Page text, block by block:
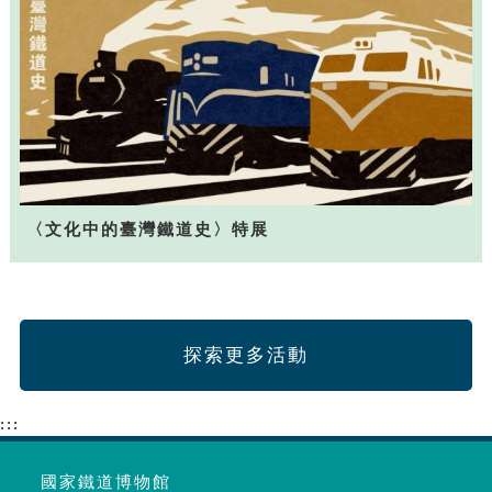
〈文化中的臺灣鐵道史〉特展
探索更多活動
:::
國家鐵道博物館